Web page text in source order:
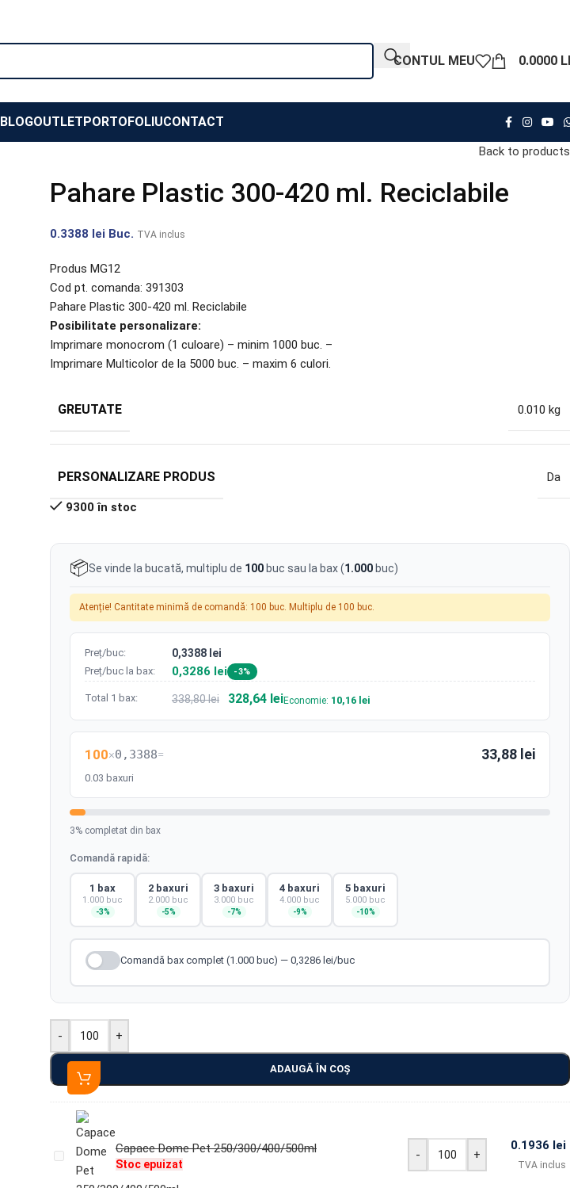
CONTUL MEU 0.0000
BLOGOUTLETPORTOFOLIUCONTACT
Back to products
Pahare Plastic 300-420 ml. Reciclabile
0.3388 lei Buc. TVA inclus
Produs MG12
Cod pt. comanda: 391303
Pahare Plastic 300-420 ml. Reciclabile
Posibilitate personalizare:
Imprimare monocrom (1 culoare) – minim 1000 buc. –
Imprimare Multicolor de la 5000 buc. – maxim 6 culori.
GREUTATE 0.010 kg
PERSONALIZARE PRODUS Da
9300 în stoc
📦Se vinde la bucată, multiplu de 100buc sau la bax (1.000buc)
Atenție! Cantitate minimă de comandă: 100 buc. Multiplu de 100 buc.
Preț/buc: 0,3388 lei
Preț/buc la bax: 0,3286 lei -3%
Total 1 bax: 338,80 lei 328,64 leiEconomie: 10,16 lei
100×0,3388= 33,88 lei
0.03 baxuri
3% completat din bax
Comandă rapidă:
1 bax
1.000 buc
-3%
2 baxuri
2.000 buc
-5%
3 baxuri
3.000 buc
-7%
4 baxuri
4.000 buc
-9%
5 baxuri
5.000 buc
-10%
Comandă bax complet (1.000 buc) — 0,3286 lei/buc
- +
ADAUGĂ ÎN COȘ
Capace
Dome
Capace Dome Pet 250/300/400/500ml
Stoc epuizat
- +
0.1936 lei
TVA inclus